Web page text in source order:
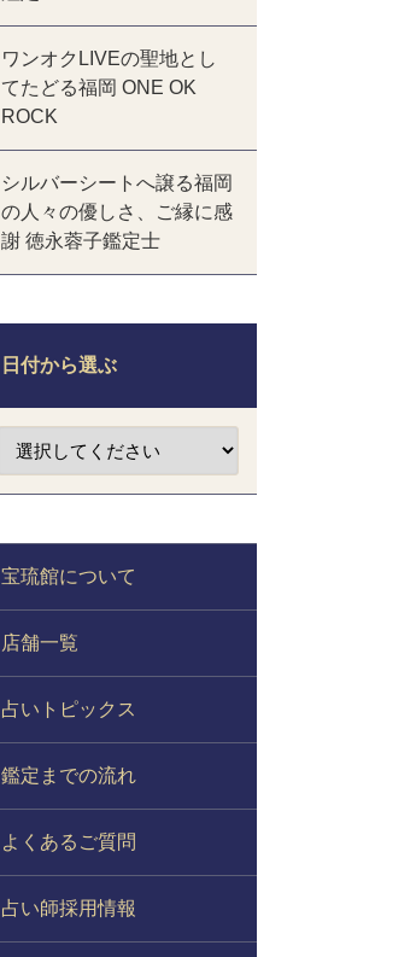
ワンオクLIVEの聖地とし
てたどる福岡 ONE OK
ROCK
シルバーシートへ譲る福岡
の人々の優しさ、ご縁に感
謝 徳永蓉子鑑定士
日付から選ぶ
宝琉館について
店舗一覧
占いトピックス
鑑定までの流れ
よくあるご質問
占い師採用情報